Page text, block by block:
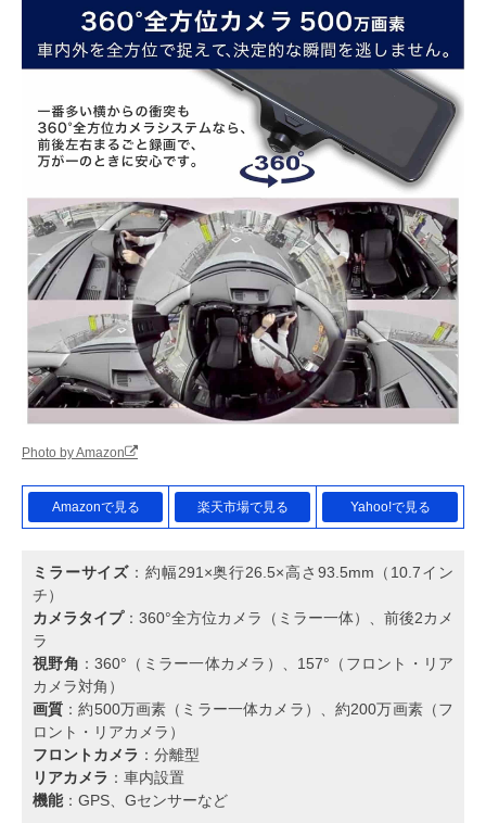
Photo by Amazon
Amazonで見る 楽天市場で見る Yahoo!で見る
ミラーサイズ ：約幅291×奥行26.5×高さ93.5mm（10.7イン
チ）
カメラタイプ：360°全方位カメラ（ミラー一体）、前後2カメ
ラ
視野角 ：360°（ミラー一体カメラ）、157°（フロント・リア
カメラ対角）
画質 ：約500万画素（ミラー一体カメラ）、約200万画素（フ
ロント・リアカメラ）
フロントカメラ ：分離型
リアカメラ ：車内設置
機能：GPS、Gセンサーなど